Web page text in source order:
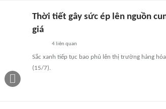
Thời tiết gây sức ép lên nguồn
giá
4 liên quan
Sắc xanh tiếp tục bao phủ lên thị trường hàng
(15/7).